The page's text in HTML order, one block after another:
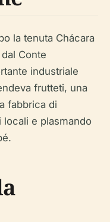
Conte
industriale
frutteti, una
fabbrica di
e plasmando